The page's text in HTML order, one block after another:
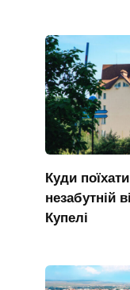
Куди
незабутній
Купелі